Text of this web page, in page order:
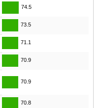
74.5
73.5
71.1
70.9
70.9
70.8